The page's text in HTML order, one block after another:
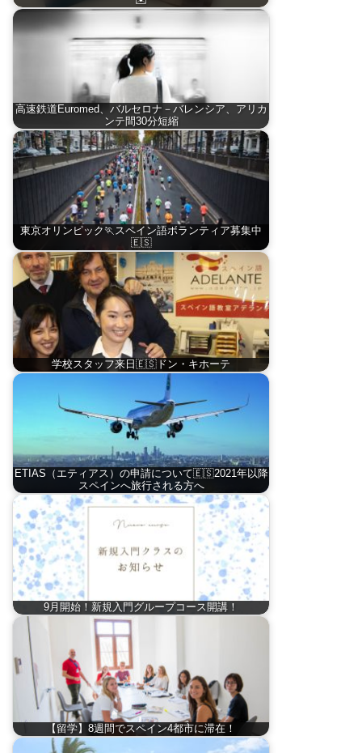
高速鉄道Euromed、バルセロナ－バレンシア、アリカ
ンテ間30分短縮
東京オリンピック🏃スペイン語ボランティア募集中
🇪🇸
学校スタッフ来日🇪🇸ドン・キホーテ
ETIAS（エティアス）の申請について🇪🇸2021年以降
スペインへ旅行される方へ
9月開始！新規入門グループコース開講！
【留学】8週間でスペイン4都市に滞在！